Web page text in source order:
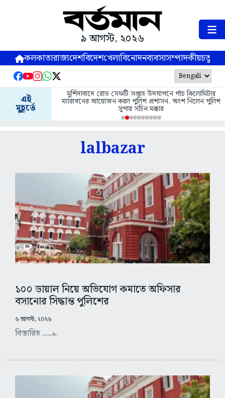
৯ আগস্ট, ২০২৬
কলকাতারাজ্যদেশবিদেশখেলাবিনোদনব্যবসাসম্পাদকীয়
এই
মুহূর্তে
মুর্শিদাবাদে রোড সেফটি সপ্তাহ উদযাপনে পাঁচ কিলোমিটার
ম্যারাথনের আয়োজন করল পুলিশ প্রশাসন, অংশ নিলেন পুলিশ
সুপার সচিন মক্কার
lalbazar
১০০ ডায়াল নিয়ে অভিযোগ কমাতে অফিসার
বসানোর সিদ্ধান্ত পুলিশের
৬ আগস্ট, ২০২৬
বিস্তারিত